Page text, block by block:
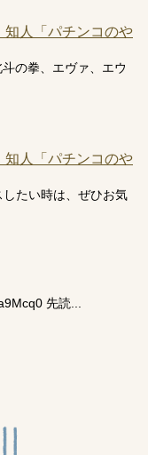
知人「パチンコのや
の拳、エヴァ、エウ
知人「パチンコのや
たい時は、ぜひお気
先読...